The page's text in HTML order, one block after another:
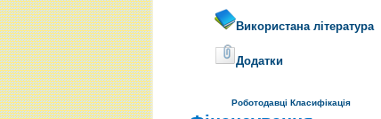
Використана література
Додатки
Роботодавці Класифікація